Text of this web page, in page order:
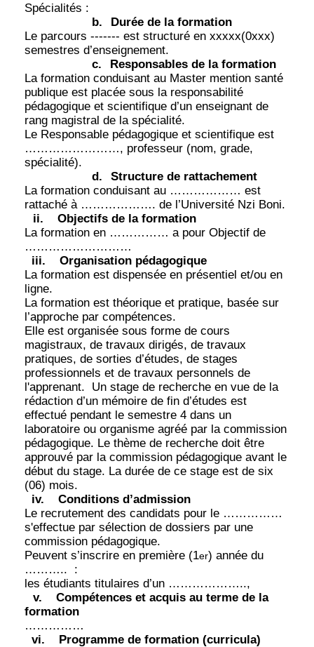
Spécialités :
b.
Durée de la formation
Le parcours ------- est structuré en xxxxx(0xxx)
semestres d’enseignement.
c.
Responsables de la formation
La formation conduisant au Master mention santé
publique est placée sous la responsabilité
pédagogique et scientifique d’un enseignant de
rang magistral de la spécialité.
Le Responsable pédagogique et scientifique est
……………………, professeur (nom, grade,
spécialité).
d.
Structure de rattachement
La formation conduisant au ……………… est
rattaché à ………………. de l’Université Nzi Boni.
ii.
Objectifs de la formation
La formation en …………… a pour Objectif de
………………………
iii.
Organisation pédagogique
La formation est dispensée en présentiel et/ou en
ligne.
La formation est théorique et pratique, basée sur
l’approche par compétences.
Elle est organisée sous forme de cours
magistraux, de travaux dirigés, de travaux
pratiques, de sorties d’études, de stages
professionnels et de travaux personnels de
l'apprenant.
Un stage de recherche en vue de la
rédaction d’un mémoire de fin d’études est
effectué pendant le semestre 4 dans un
laboratoire ou organisme agréé par la commission
pédagogique. Le thème de recherche doit être
approuvé par la commission pédagogique avant le
début du stage. La durée de ce stage est de six
(06) mois.
iv.
Conditions d’admission
Le recrutement des candidats pour le ……………
s'effectue par sélection de dossiers par une
commission pédagogique.
Peuvent s’inscrire en première (1er) année du
………..
:
les étudiants titulaires d’un ………………..,
v.
Compétences et acquis au terme de la
formation
……………
vi.
Programme de formation (curricula)